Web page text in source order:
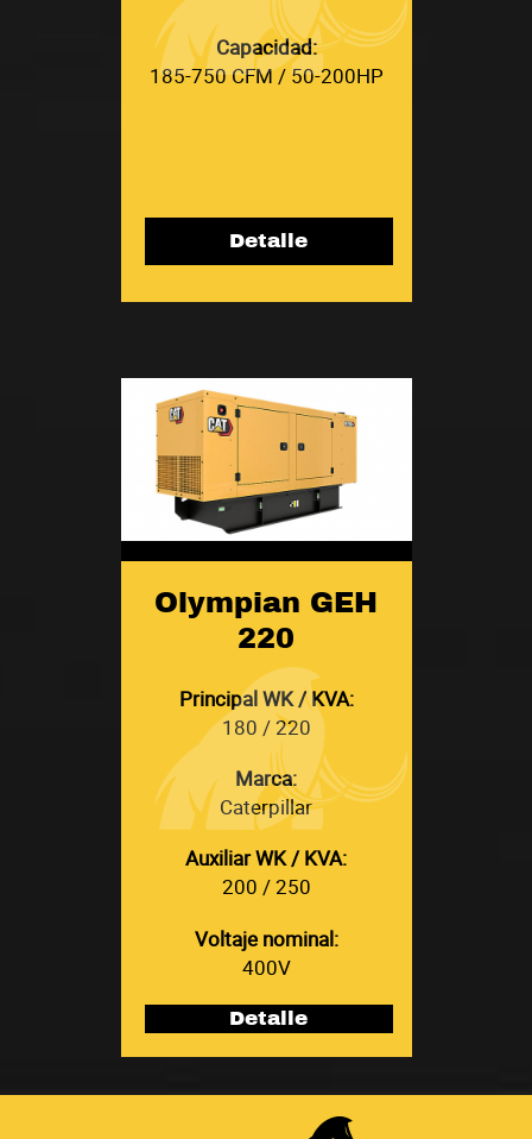
Capacidad:
185-750 CFM / 50-200HP
Detalle
Olympian GEH
220
Principal WK / KVA:
180 / 220
Marca:
Caterpillar
Auxiliar WK / KVA:
200 / 250
Voltaje nominal:
400V
Detalle